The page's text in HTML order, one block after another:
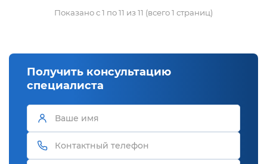
Показано с 1 по 11 из 11 (всего 1 страниц)
Получить консультацию
специалиста